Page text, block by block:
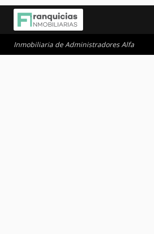
Inmobiliaria de Administradores Alfa